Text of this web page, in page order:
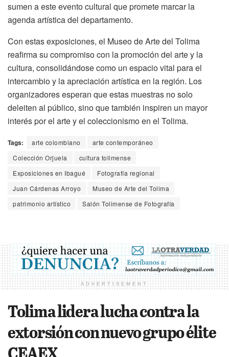
sumen a este evento cultural que promete marcar la
agenda artística del departamento.
Con estas exposiciones, el Museo de Arte del Tolima
reafirma su compromiso con la promoción del arte y la
cultura, consolidándose como un espacio vital para el
intercambio y la apreciación artística en la región. Los
organizadores esperan que estas muestras no solo
deleiten al público, sino que también inspiren un mayor
interés por el arte y el coleccionismo en el Tolima.
Tags: arte colombiano
arte contemporáneo
Colección Orjuela
cultura tolimense
Exposiciones en Ibagué
Fotografía regional
Juan Cárdenas Arroyo
Museo de Arte del Tolima
patrimonio artístico
Salón Tolimense de Fotografía
ADVERTISEMENT
Tolima lidera lucha contra la
extorsión con nuevo grupo élite
CEAEX